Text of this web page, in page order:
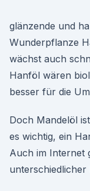
glänzende und
Wunderpflanze
wächst auch
Hanföl wären
besser für die
Doch Mandelöl
es wichtig, ein
Auch im Internet
unterschiedlicher